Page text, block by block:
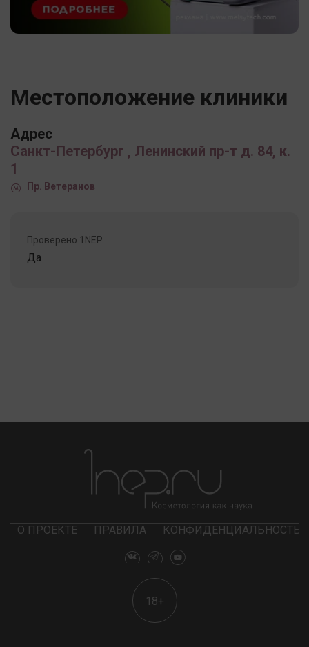
Местоположение клиники
Адрес
Санкт-Петербург , Ленинский пр-т д. 84, к.
1
Пр. Ветеранов
Проверено 1NEP
Да
О ПРОЕКТЕ ПРАВИЛА КОНФИДЕНЦИАЛЬНОСТЬ
18+